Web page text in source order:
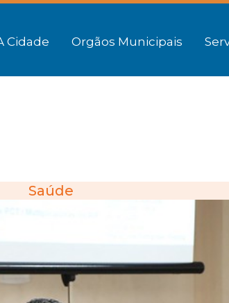
Cidade Orgãos Municipais
Saúde